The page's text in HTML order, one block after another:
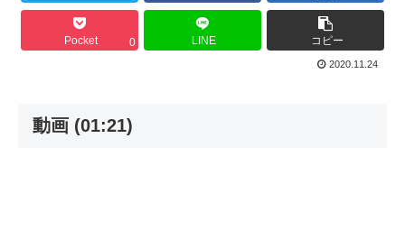
Pocket 0 LINE コピー
2020.11.24
動画 (01:21)